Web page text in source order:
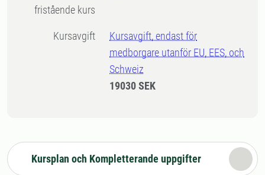
fristående kurs
Kursavgift
Kursavgift, endast för
medborgare utanför EU, EES, och
Schweiz
19030 SEK
Kursplan och Kompletterande uppgifter